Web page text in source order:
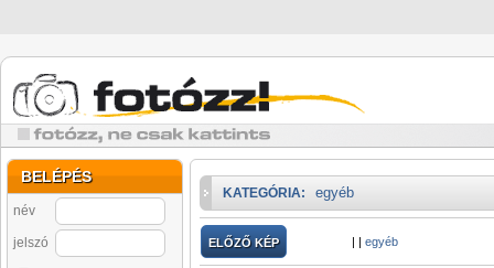
BELÉPÉS
név
jelszó
KATEGÓRIA: egyéb
ELŐZŐ KÉP | | egyéb